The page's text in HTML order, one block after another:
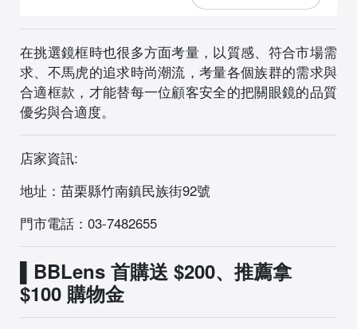
在挑選鏡框時也很多方面考量，以質感、符合市場需
求、不馬虎的追求時尚潮流，考量各個族群的需求與
合適框款，才能替每一位顧客安全的把關眼鏡的品質
優劣與合適度。
店家資訊:
地址：苗栗縣竹南鎮民族街92號
門市電話：03-7482655
▌BBLens 首購送 $200、推薦拿
$100 購物金